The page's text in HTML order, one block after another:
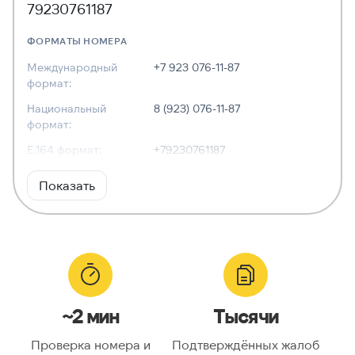
79230761187
ФОРМАТЫ НОМЕРА
Международный
формат:
+7 923 076-11-87
Национальный
формат:
8 (923) 076-11-87
E.164 формат:
+79230761187
RFC3966
формат:
Тип номера:
Оператор связи:
Национальный
Показать
~2 мин
Проверка номера и
Тысячи
Подтверждённых жалоб